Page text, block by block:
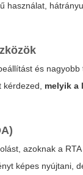
használat,
és
melyik a
azoknak a
képes nyújtani,